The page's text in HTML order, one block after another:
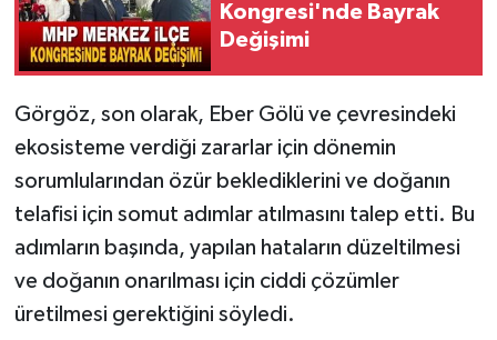
Kongresi'nde Bayrak
Değişimi
Görgöz, son olarak, Eber Gölü ve çevresindeki
ekosisteme verdiği zararlar için dönemin
sorumlularından özür beklediklerini ve doğanın
telafisi için somut adımlar atılmasını talep etti. Bu
adımların başında, yapılan hataların düzeltilmesi
ve doğanın onarılması için ciddi çözümler
üretilmesi gerektiğini söyledi.